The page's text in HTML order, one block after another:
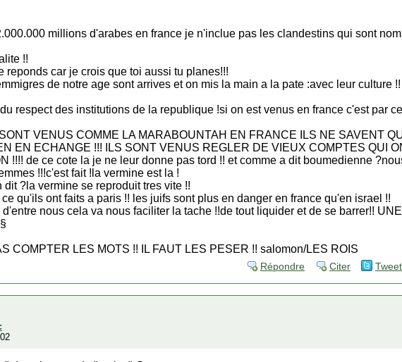
millions d'arabes en france je n'inclue pas les clandestins qui sont
!!
reponds car je crois que toi aussi tu planes!!!
de notre age sont arrives et on mis la main a la pate :avec leur culture
respect des institutions de la republique !si on est venus en france c'est par
VENUS COMME LA MARABOUNTAH EN FRANCE ILS NE SAVENT
EN ECHANGE !!! ILS SONT VENUS REGLER DE VIEUX COMPTES QUI
!!!! de ce cote la je ne leur donne pas tord !! et comme a dit boumedienne
!!!c'est fait !la vermine est la !
dit ?la vermine se reproduit tres vite !!
qu'ils ont faits a paris !! les juifs sont plus en danger en france qu'en israel !!
nous cela va nous faciliter la tache !!de tout liquider et de se barrer!!
COMPTER LES MOTS !! IL FAUT LES PESER !! salomon/LES ROIS
Répondre Citer Tweet